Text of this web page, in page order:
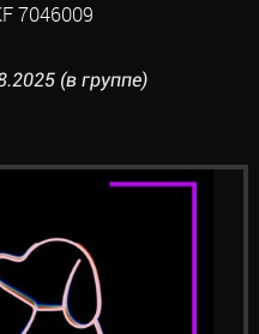
7046009
(в группе)